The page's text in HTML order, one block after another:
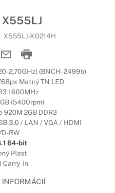
X555LJ
X555LJ-XO214H
2,70GHz) (BNCH-2499b)
Matný TN LED
1600MHz
(5400rpm)
920M 2GB DDR3
3.0 / LAN / VGA / HDMI
RW
64-bit
Plast
Carry-In
INFORMÁCIÍ